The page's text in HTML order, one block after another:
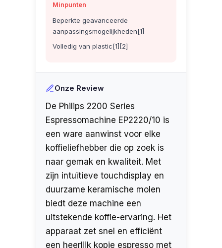
Minpunten
Beperkte geavanceerde
aanpassingsmogelijkheden[1]
Volledig van plastic[1][2]
Onze Review
De Philips 2200 Series
Espressomachine EP2220/10 is
een ware aanwinst voor elke
koffieliefhebber die op zoek is
naar gemak en kwaliteit. Met
zijn intuïtieve touchdisplay en
duurzame keramische molen
biedt deze machine een
uitstekende koffie-ervaring. Het
apparaat zet snel en efficiënt
een heerlijk kopje espresso met